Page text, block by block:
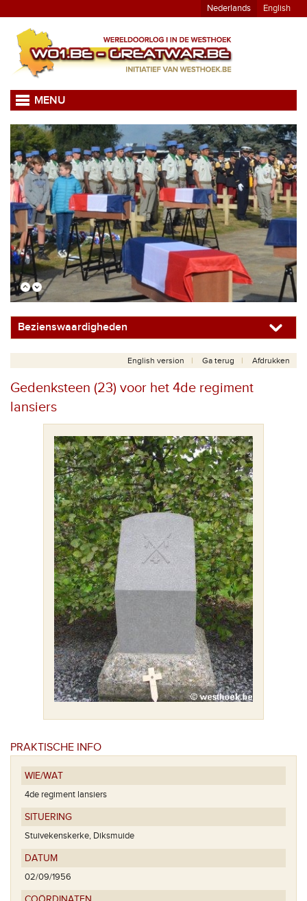
Nederlands English
MENU
Bezienswaardigheden
English version Ga terug Afdrukken
Gedenksteen (23) voor het 4de regiment
lansiers
PRAKTISCHE INFO
WIE/WAT
4de regiment lansiers
SITUERING
Stuivekenskerke, Diksmuide
DATUM
02/09/1956